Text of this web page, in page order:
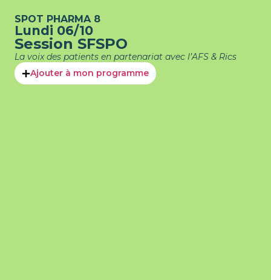
SPOT PHARMA 8
Lundi 06/10
Session SFSPO
La voix des patients en partenariat avec l’AFS & Rics
Ajouter à mon programme